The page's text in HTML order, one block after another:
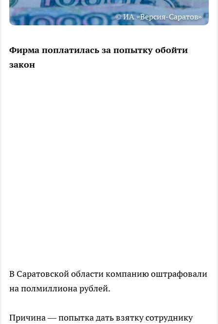
© ИА «Версия-Саратов»
Фирма поплатилась за попытку обойти
закон
В Саратовской области компанию оштрафовали
на полмиллиона рублей.
Причина — попытка дать взятку сотруднику